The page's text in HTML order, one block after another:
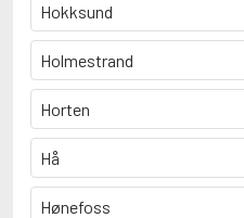
Hokksund
Holmestrand
Horten
Hå
Hønefoss